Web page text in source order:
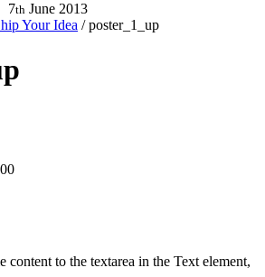
7th June 2013
Your Idea / poster_1_up
content to the textarea in the Text element,